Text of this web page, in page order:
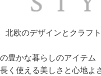
北欧のデザインとクラ
豊かな暮らしのアイテム
く使える美しさと心地